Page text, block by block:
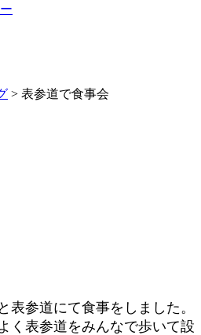
> 表参道で食事会
表参道にて食事をしました。
く表参道をみんなで歩いて設